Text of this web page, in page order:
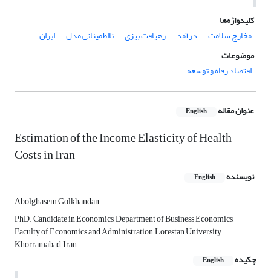
کلیدواژه‌ها
مخارج سلامت
درآمد رهیافت بیزی نااطمینانی مدل
ایران
موضوعات
اقتصاد رفاه و توسعه
عنوان مقاله English
Estimation of the Income Elasticity of Health
Costs in Iran
نویسنده English
Abolghasem Golkhandan
PhD. Candidate in Economics, Department of Business Economics,
Faculty of Economics and Administration, ِLorestan University,
Khorramabad, Iran.
چکیده
English